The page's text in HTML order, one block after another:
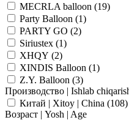
MECRLA balloon (19)
Party Balloon (1)
PARTY GO (2)
Siriustex (1)
XHQY (2)
XINDIS Balloon (1)
Z.Y. Balloon (3)
Производство | Ishlab
Китай | Xitoy | China (108)
Возраст | Yosh | Age